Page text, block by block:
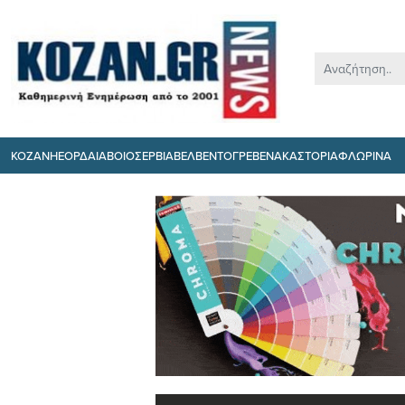
ΚΟΖΑΝΗΕΟΡΔΑΙΑΒΟΙΟΣΕΡΒΙΑΒΕΛΒΕΝΤΟΓΡΕΒΕΝΑΚΑΣΤΟΡΙΑΦΛΩΡΙΝΑ